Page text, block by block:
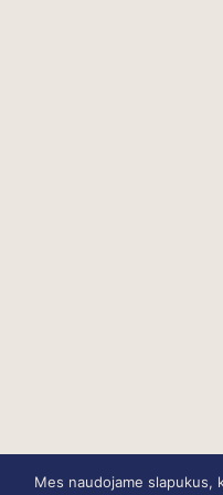
Mes naudojame slapukus,